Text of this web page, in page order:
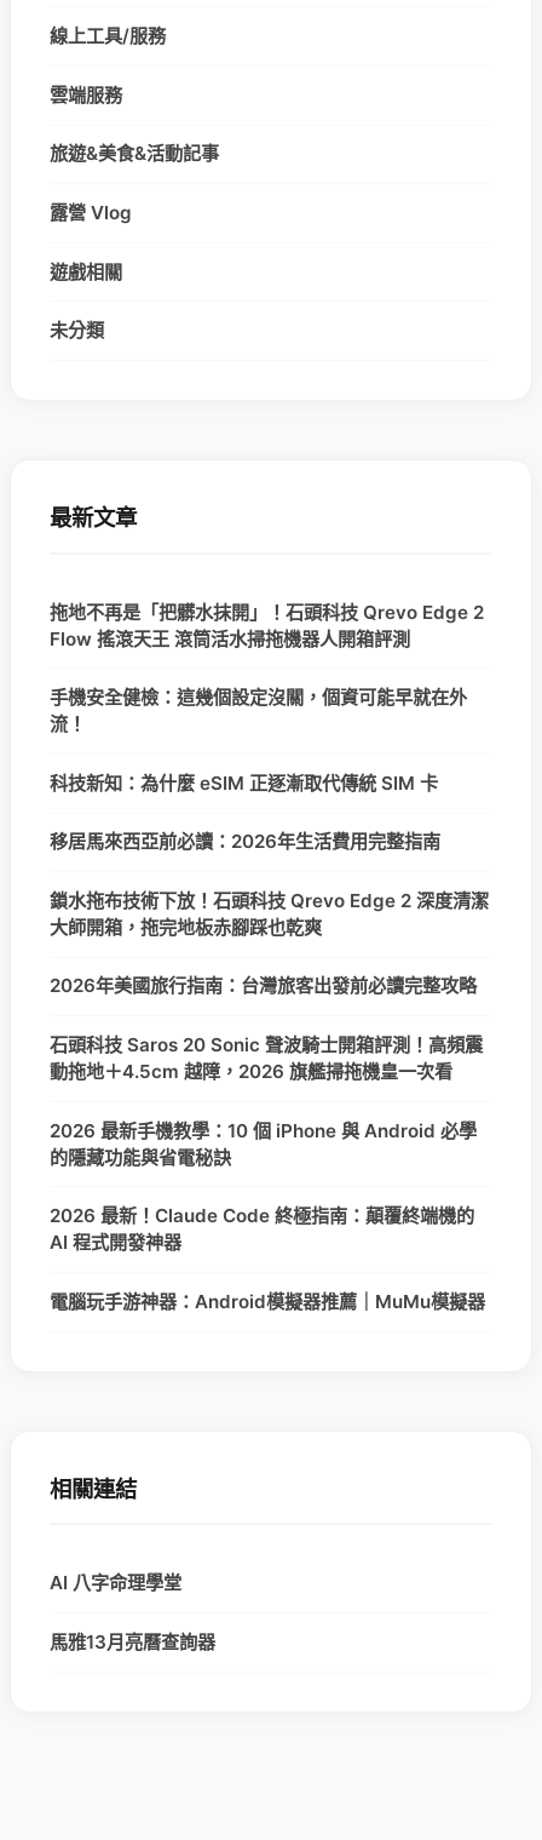
線上工具/服務
雲端服務
旅遊&美食&活動記事
露營 Vlog
遊戲相關
未分類
最新文章
拖地不再是「把髒水抹開」！石頭科技 Qrevo Edge 2
Flow 搖滾天王 滾筒活水掃拖機器人開箱評測
手機安全健檢：這幾個設定沒關，個資可能早就在外
流！
科技新知：為什麼 eSIM 正逐漸取代傳統 SIM 卡
移居馬來西亞前必讀：2026年生活費用完整指南
鎖水拖布技術下放！石頭科技 Qrevo Edge 2 深度清潔
大師開箱，拖完地板赤腳踩也乾爽
2026年美國旅行指南：台灣旅客出發前必讀完整攻略
石頭科技 Saros 20 Sonic 聲波騎士開箱評測！高頻震
動拖地＋4.5cm 越障，2026 旗艦掃拖機皇一次看
2026 最新手機教學：10 個 iPhone 與 Android 必學
的隱藏功能與省電秘訣
2026 最新！Claude Code 終極指南：顛覆終端機的
AI 程式開發神器
電腦玩手游神器：Android模擬器推薦｜MuMu模擬器
相關連結
AI 八字命理學堂
馬雅13月亮曆查詢器